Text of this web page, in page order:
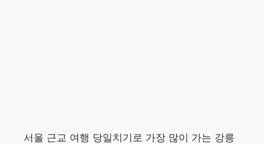
서울 근교 여행 당일치기로 가장 많이 가는 강릉